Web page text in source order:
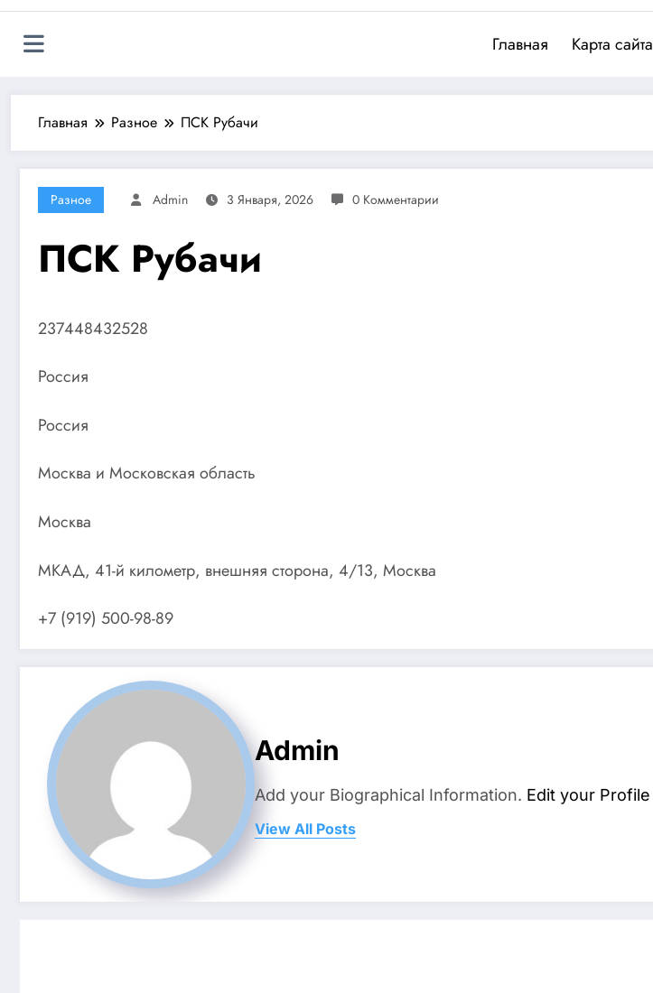
Главная Карта сайта
Главная Разное ПСК Рубачи
Разное Admin 3 Января, 2026 0 Комментарии
ПСК Рубачи
237448432528
Россия
Россия
Москва и Московская область
Москва
МКАД, 41-й километр, внешняя сторона, 4/13, Москва
+7 (919) 500-98-89
Admin
Add your Biographical Information. Edit your Profile
View All Posts